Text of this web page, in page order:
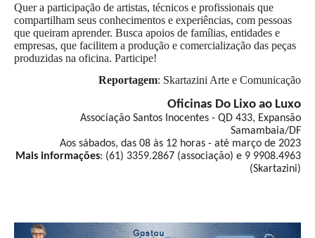
Quer a participação de artistas, técnicos e profissionais que
compartilham seus conhecimentos e experiências, com pessoas
que queiram aprender. Busca apoios de famílias, entidades e
empresas, que facilitem a produção e comercialização das peças
produzidas na oficina. Participe!
Reportagem: Skartazini Arte e Comunicação
Oficinas Do Lixo ao Luxo
Associação Santos Inocentes - QD 433, Expansão
Samambaia/DF
Aos sábados, das 08 às 12 horas - até março de 2023
Mais informações: (61) 3359.2867 (associação) e 9 9908.4963
(Skartazini)